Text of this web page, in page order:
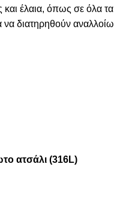
έλαια, όπως σε όλα
να διατηρηθούν
ατσάλι (316L)